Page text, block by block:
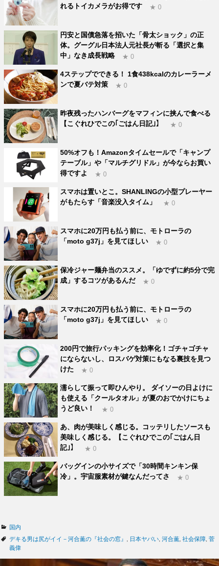
れるトイカメラがお得です
★ 0
円安と国債急落を招いた「骨太ショック」の正
体。グーグル日本法人元社長が斬る「選択と集
中」なき成長戦略
★ 0
4ステップでできる！ 1食438kcalのカレーラーメ
ンで夏バテ対策
★ 0
昨夜残ったハンバーグをマフィンに挟んで食べる
【こぐれひでこの｢ごはん日記｣】
★ 0
50%オフも！Amazonタイムセールで「キャンプ
テーブル」や「マルチグリドル」が今ならお買い
得ですよ
★ 0
スマホは置いとこ。SHANLINGの小型プレーヤー
がもたらす「音楽没入タイム」
★ 0
スマホに20万円も払う前に、モトローラの
「moto g37j」を見てほしい
★ 0
保冷ジャー麺弁当のススメ。「ゆでずに約5分で完
成」するコツがあるんだ
★ 0
スマホに20万円も払う前に、モトローラの
「moto g37j」を見てほしい
★ 0
200円で旅行パッキングを効率化！ゴチャゴチャ
にならないし、ロスバゲ対策にもなる裏技を見つ
けた
★ 0
濡らして振って即ひんやり。 ダイソーの日よけに
も使える「クールタオル」が夏のおでかけにちょ
うど良い！
★ 0
あ、肉が美味しく感じる。コッテリしたソースも
美味しく感じる。【こぐれひでこの｢ごはん日
記｣】
★ 0
バッグインの小サイズで「30時間キンキン保
冷」。宇宙服素材が鍵なんだってさ
★ 0
カ
テ
ゴ
国内
タ
グ
デキる男は尻がイイ－河合薫の『社会の窓』 日本ヤバい 河合薫 社会保障 菅
義偉